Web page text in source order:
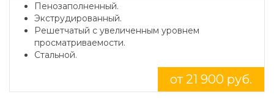
Пенозаполненный.
Экструдированный.
Решетчатый с увеличенным уровнем
просматриваемости.
Стальной.
от 21 900 руб.